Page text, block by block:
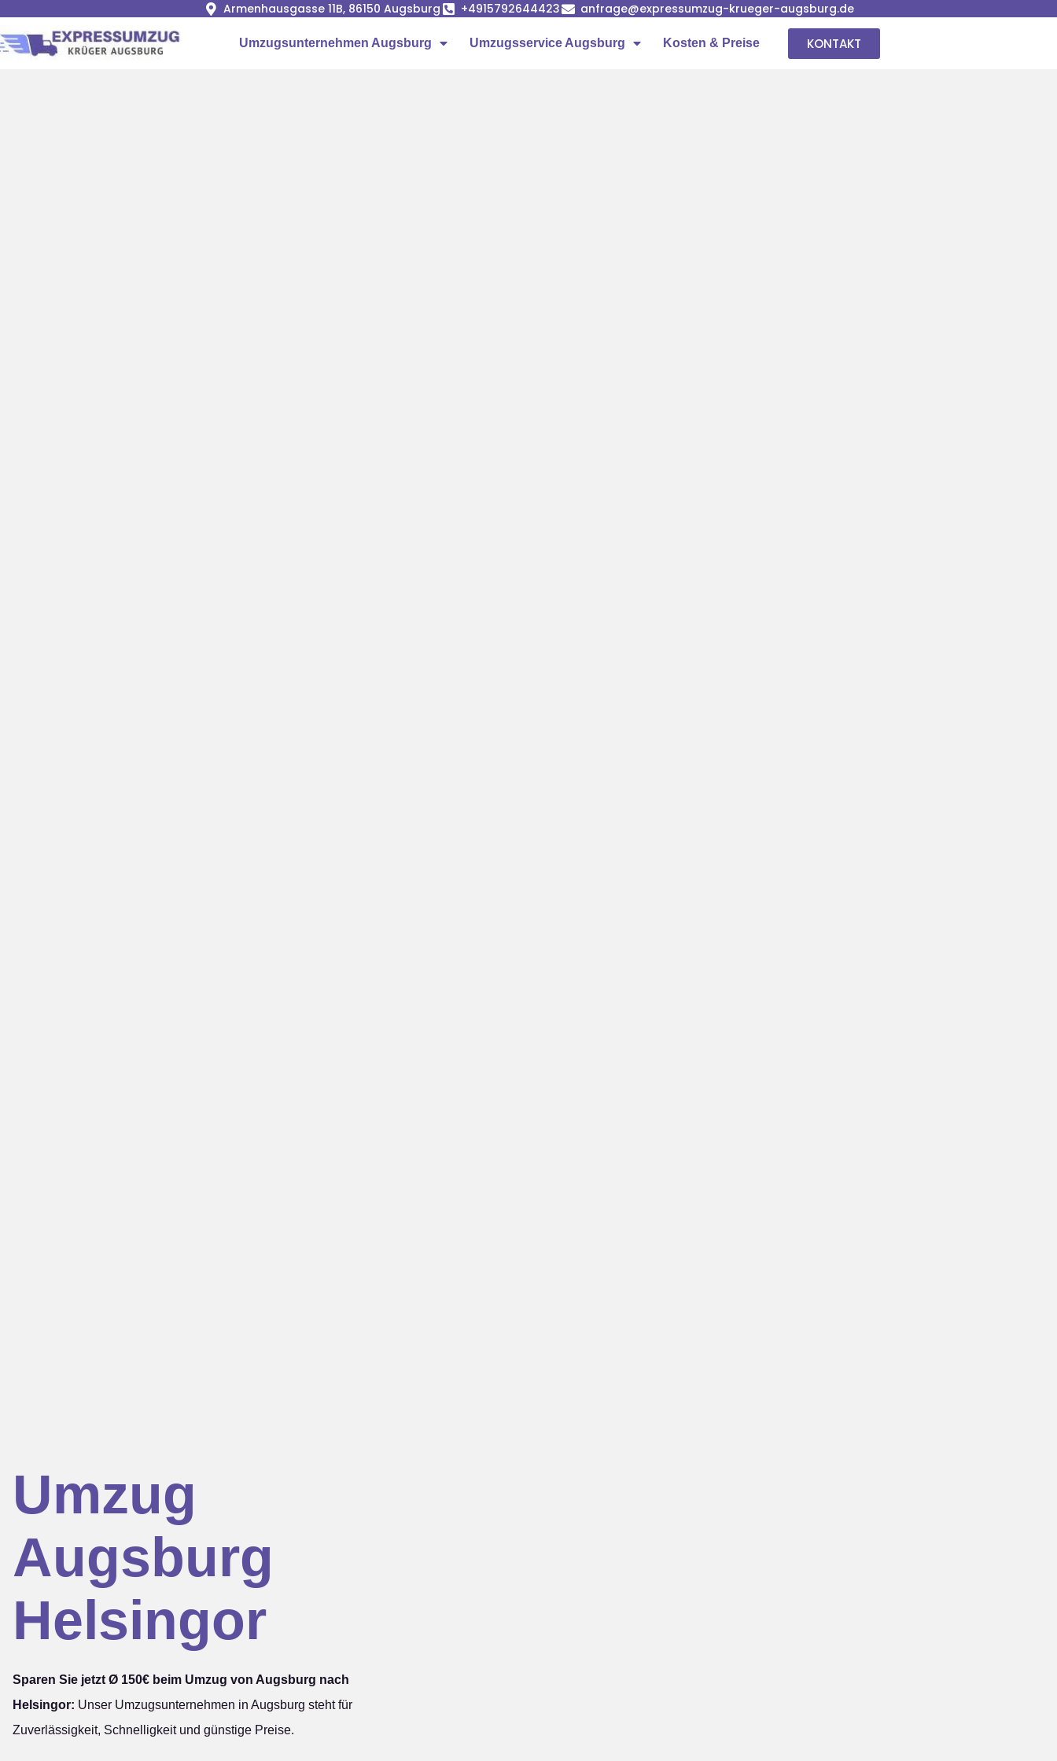
Armenhausgasse 11B, 86150 Augsburg +4915792644423 anfrage@expressumzug-krueger-augsburg.de
Umzugsunternehmen Augsburg Umzugsservice Augsburg Kosten & Preise KONTAKT
Umzug
Augsburg
Helsingor
Sparen Sie jetzt Ø 150€ beim Umzug von Augsburg nach
Helsingor: Unser Umzugsunternehmen in Augsburg steht für
Zuverlässigkeit, Schnelligkeit und günstige Preise.